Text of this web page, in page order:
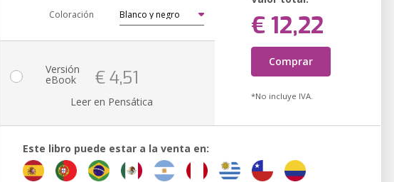
Coloración € 12,22
Comprar
*No incluye IVA.
Versión
eBook € 4,51
Leer en Pensática
Este libro puede estar a la venta en: